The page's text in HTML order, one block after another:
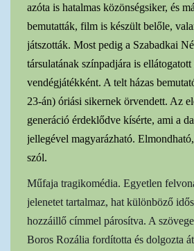
azóta is hatalmas közönségsiker, és
bemutatták, film is készült belőle,
játszották. Most pedig a Szabadkai
társulatának színpadjára is ellátogatott
vendégjátékként. A telt házas
23-án) óriási sikernek örvendett. Az
generáció érdeklődve kísérte, ami a
jellegével magyarázható.
szól.
Műfaja tragikomédia. Egyetlen
jelenetet tartalmaz, hat különböző
hozzáillő címmel párosítva. A
Boros Rozália fordította és dolgozta